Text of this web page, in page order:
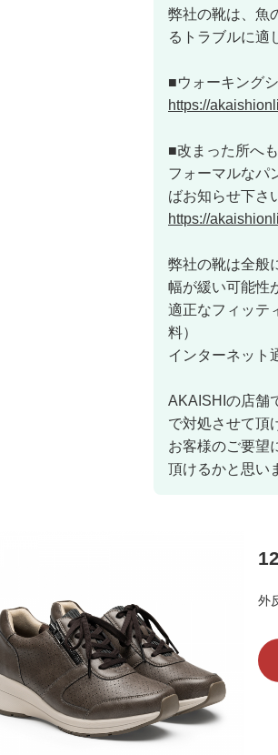
弊社の靴は、魚
るトラブルに適
■ウォーキング
https://
■改まった所へ
フォーマルなパ
ばお知らせ下さ
https://
弊社の靴は全般
幅が緩い可能性
適正なフィッテ
料）
インターネット
AKAISHIの店舗
で対処させて頂
お客様のご要望
頂けるかと思い
外